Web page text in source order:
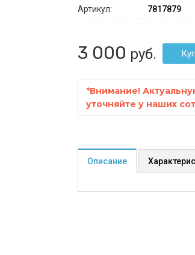
Артикул:
7817879
3 000 руб.
*Внимание!
уточняйте у наших
Описание